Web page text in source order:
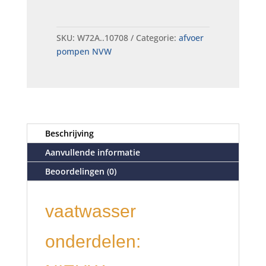
SKU: W72A..10708 Categorie: afvoer
pompen NVW
Beschrijving
Aanvullende informatie
Beoordelingen (0)
vaatwasser
onderdelen: